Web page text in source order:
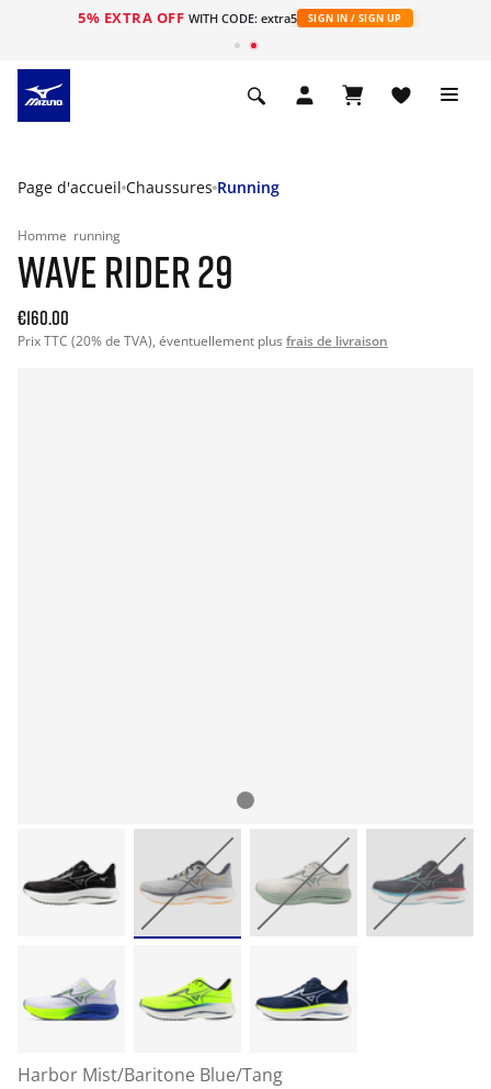
5% EXTRA OFF WITH CODE: extra5 SIGN IN / SIGN UP
Page d'accueil Chaussures Running
Homme running
WAVE RIDER 29
€160.00
Prix TTC (20% de TVA), éventuellement plus frais de livraison
Harbor Mist/Baritone Blue/Tang